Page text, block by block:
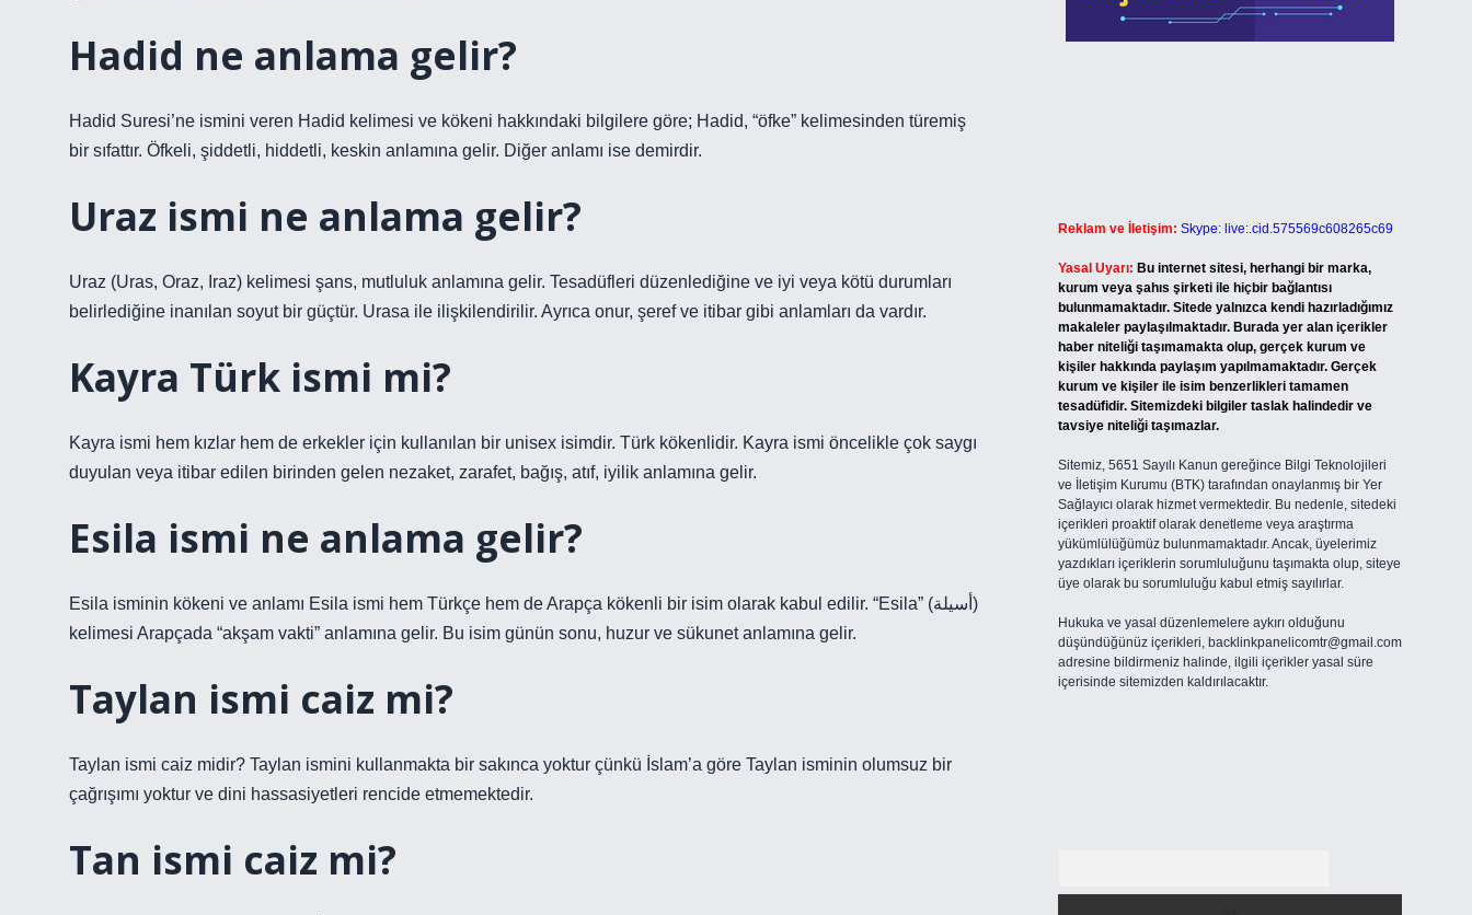
Hadid ne anlama gelir?
Hadid Suresi’ne ismini veren Hadid kelimesi ve kökeni hakkındaki bilgilere göre; Hadid, “öfke” kelimesinden türemiş
bir sıfattır. Öfkeli, şiddetli, hiddetli, keskin anlamına gelir. Diğer anlamı ise demirdir.
Uraz ismi ne anlama gelir?
Uraz (Uras, Oraz, Iraz) kelimesi şans, mutluluk anlamına gelir. Tesadüfleri düzenlediğine ve iyi veya kötü durumları
belirlediğine inanılan soyut bir güçtür. Urasa ile ilişkilendirilir. Ayrıca onur, şeref ve itibar gibi anlamları da vardır.
Kayra Türk ismi mi?
Kayra ismi hem kızlar hem de erkekler için kullanılan bir unisex isimdir. Türk kökenlidir. Kayra ismi öncelikle çok saygı
duyulan veya itibar edilen birinden gelen nezaket, zarafet, bağış, atıf, iyilik anlamına gelir.
Esila ismi ne anlama gelir?
Esila isminin kökeni ve anlamı Esila ismi hem Türkçe hem de Arapça kökenli bir isim olarak kabul edilir. “Esila” (أسيلة)
kelimesi Arapçada “akşam vakti” anlamına gelir. Bu isim günün sonu, huzur ve sükunet anlamına gelir.
Taylan ismi caiz mi?
Taylan ismi caiz midir? Taylan ismini kullanmakta bir sakınca yoktur çünkü İslam’a göre Taylan isminin olumsuz bir
çağrışımı yoktur ve dini hassasiyetleri rencide etmemektedir.
Tan ismi caiz mi?
Reklam ve İletişim: Skype: live:.cid.575569c608265c69
Yasal Uyarı: Bu internet sitesi, herhangi bir marka,
kurum veya şahıs şirketi ile hiçbir bağlantısı
bulunmamaktadır. Sitede yalnızca kendi hazırladığımız
makaleler paylaşılmaktadır. Burada yer alan içerikler
haber niteliği taşımamakta olup, gerçek kurum ve
kişiler hakkında paylaşım yapılmamaktadır. Gerçek
kurum ve kişiler ile isim benzerlikleri tamamen
tesadüfidir. Sitemizdeki bilgiler taslak halindedir ve
tavsiye niteliği taşımazlar.
Sitemiz, 5651 Sayılı Kanun gereğince Bilgi Teknolojileri
ve İletişim Kurumu (BTK) tarafından onaylanmış bir Yer
Sağlayıcı olarak hizmet vermektedir. Bu nedenle, sitedeki
içerikleri proaktif olarak denetleme veya araştırma
yükümlülüğümüz bulunmamaktadır. Ancak, üyelerimiz
yazdıkları içeriklerin sorumluluğunu taşımakta olup, siteye
üye olarak bu sorumluluğu kabul etmiş sayılırlar.
Hukuka ve yasal düzenlemelere aykırı olduğunu
düşündüğünüz içerikleri, backlinkpanelicomtr@gmail.com
adresine bildirmeniz halinde, ilgili içerikler yasal süre
içerisinde sitemizden kaldırılacaktır.